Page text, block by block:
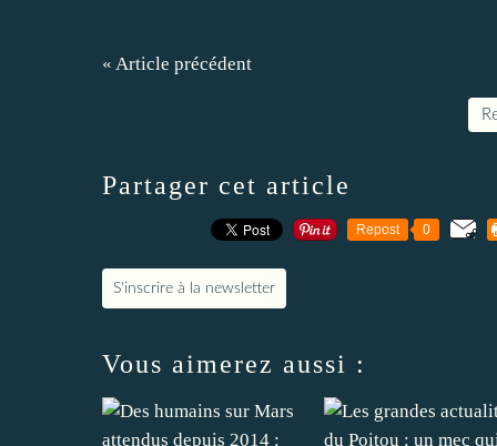
« Article précédent
Partager cet article
Repost 0
S'inscrire à la newsletter
Vous aimerez aussi :